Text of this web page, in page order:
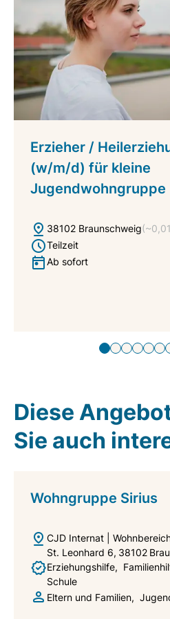
Erzieher /
(w/m/d) für kleine
Jugendwohngruppe
38102 Braunschweig
Teilzeit
Ab sofort
Diese
Sie auch
Wohngruppe Sirius
CJD Internat |
St. Leonhard 6 38102
Erziehungshilfe
Schule
Eltern und Familien